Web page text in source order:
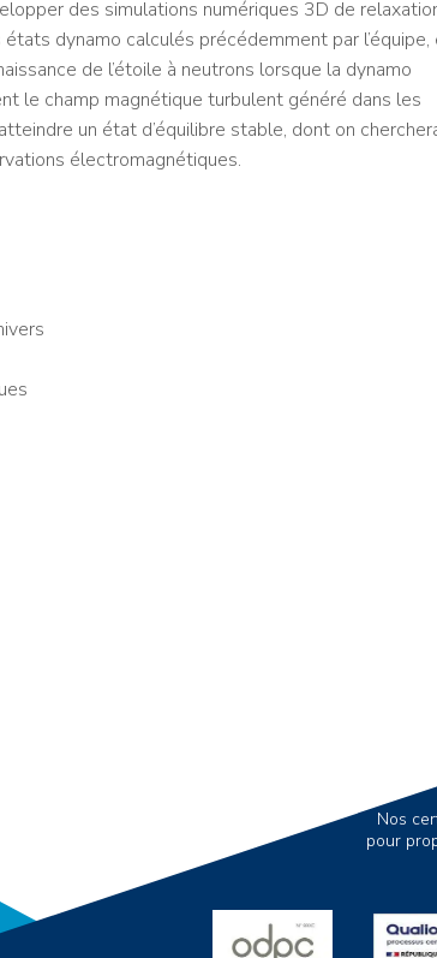
des simulations numériques 3D de
dynamo calculés précédemment par l’équipe,
de l’étoile à neutrons lorsque la dynamo
le champ magnétique turbulent généré dans les
un état d’équilibre stable, dont on
électromagnétiques.
Nos
pour